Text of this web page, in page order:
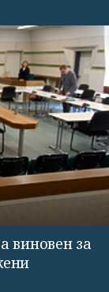
виновен за